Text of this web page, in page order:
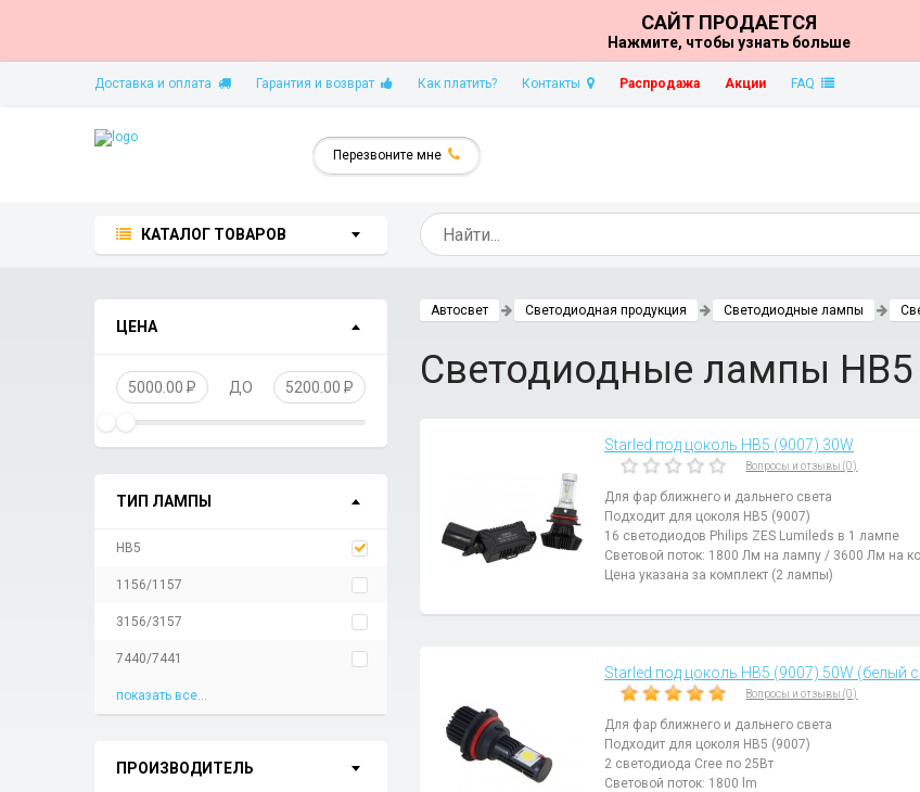
САЙТ ПРОДАЕТСЯ
Нажмите, чтобы узнать больше
Доставка и оплата Гарантия и возврат Как платить? Контакты Распродажа Акции FAQ
Перезвоните мне
КАТАЛОГ ТОВАРОВ
ЦЕНА
5000.00 P ДО 5200.00 P
ТИП ЛАМПЫ
HB5
1156/1157
3156/3157
7440/7441
показать все...
ПРОИЗВОДИТЕЛЬ
Автосвет Светодиодная продукция Светодиодные лампы
Светодиодные лампы HB5
Starled под цоколь HB5 (9007) 30W
Вопросы и отзывы (0)
Для фар ближнего и дальнего света
Подходит для цоколя HB5 (9007)
16 светодиодов Philips ZES Lumileds в 1 лампе
Световой поток: 1800 Лм на лампу / 3600 Лм на
Цена указана за комплект (2 лампы)
Starled под цоколь HB5 (9007) 50W (белый
Вопросы и отзывы (0)
Для фар ближнего и дальнего света
Подходит для цоколя HB5 (9007)
2 светодиода Cree по 25Вт
Световой поток: 1800 lm